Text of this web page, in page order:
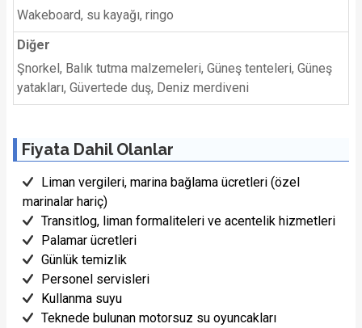
Wakeboard, su kayağı, ringo
Diğer
Şnorkel, Balık tutma malzemeleri, Güneş tenteleri, Güneş
yatakları, Güvertede duş, Deniz merdiveni
Fiyata Dahil Olanlar
Liman vergileri, marina bağlama ücretleri (özel
marinalar hariç)
Transitlog, liman formaliteleri ve acentelik hizmetleri
Palamar ücretleri
Günlük temizlik
Personel servisleri
Kullanma suyu
Teknede bulunan motorsuz su oyuncakları